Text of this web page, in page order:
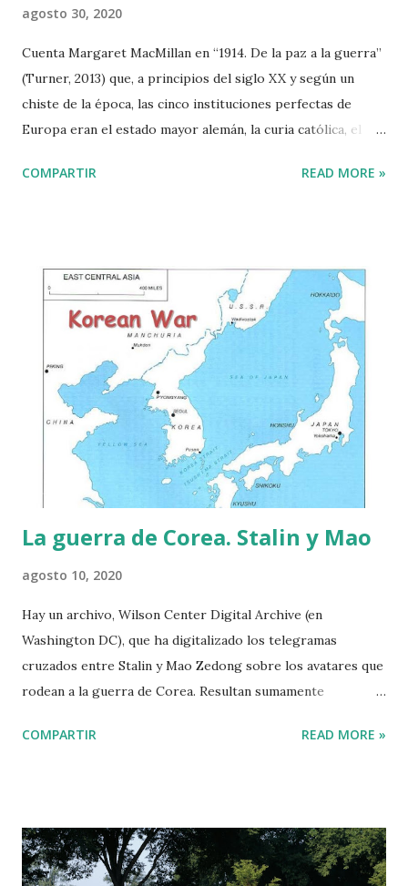
agosto 30, 2020
Cuenta Margaret MacMillan en “1914. De la paz a la guerra”
(Turner, 2013) que, a principios del siglo XX y según un
chiste de la época, las cinco instituciones perfectas de
Europa eran el estado mayor alemán, la curia católica, el
de ellas, los ballets rusos, se gesta desde la mitad del siglo
la nobleza. El ballet imperial ruso fue organizado a partir
de la mitad del siglo XIX. Sus mejores coreógrafos, Marius
Petipa (de origen francés) e Ivan Vsevolozhsky, montaron
las realizaciones más típicas de su repertorio, las grandes
obras de Chaikovski y de Alexander Glazunov. Interior con
jarrón etrusco. 1940. Henri Matisse Los dos teatros que
utilizó el Ballet Imperial, el Bolshói (Moscú) y el Mariinski
(San Petersburgo), fueron también teatros de óp...
COMPARTIR READ MORE »
La guerra de Corea. Stalin y Mao
agosto 10, 2020
Hay un archivo, Wilson Center Digital Archive (en
Washington DC), que ha digitalizado los telegramas
cruzados entre Stalin y Mao Zedong sobre los avatares que
rodean a la guerra de Corea. Resultan sumamente
de dicho enfrentamiento y, además, para entender lo que
Stalin y Mao que terminarían desembocando en la escisión
entre China y la URSS a fines de la década de 1950. Corea,
COMPARTIR READ MORE »